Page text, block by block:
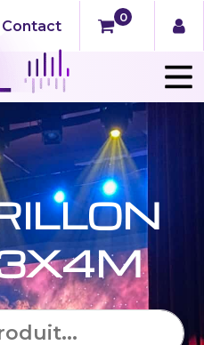
Contact
0